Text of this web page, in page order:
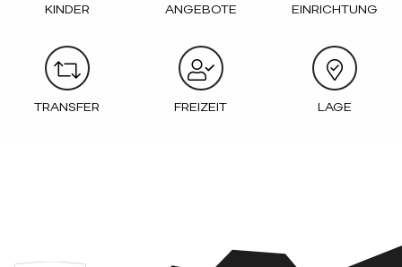
KINDER ANGEBOTE EINRICHTUNG
TRANSFER FREIZEIT LAGE